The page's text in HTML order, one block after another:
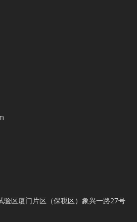
验区厦门片区（保税区）象兴一路27号